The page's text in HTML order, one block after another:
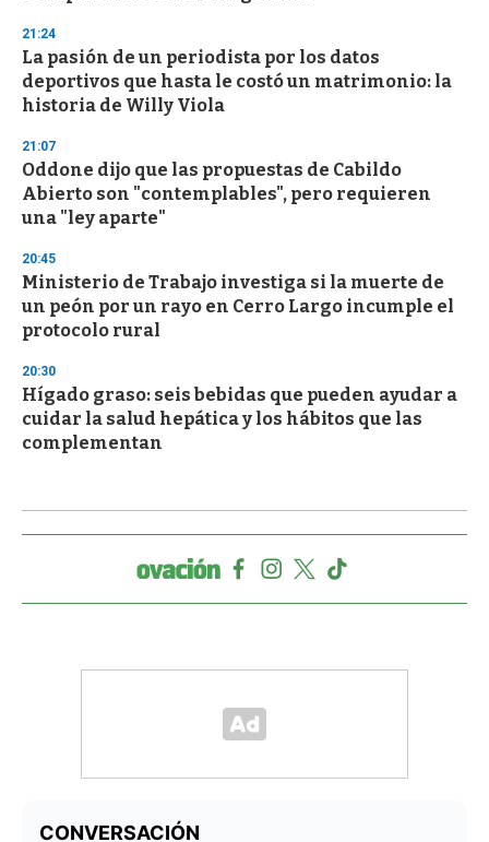
21:24
La pasión de un periodista por los datos
deportivos que hasta le costó un matrimonio: la
historia de Willy Viola
21:07
Oddone dijo que las propuestas de Cabildo
Abierto son "contemplables", pero requieren
una "ley aparte"
20:45
Ministerio de Trabajo investiga si la muerte de
un peón por un rayo en Cerro Largo incumple el
protocolo rural
20:30
Hígado graso: seis bebidas que pueden ayudar a
cuidar la salud hepática y los hábitos que las
complementan